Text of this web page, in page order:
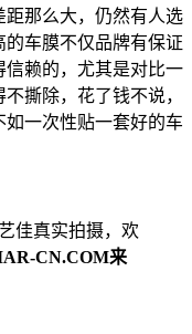
那么大，仍然有人选
车膜不仅品牌有保证
赖的，尤其是对比一
撕除，花了钱不说，
一次性贴一套好的车
佳真实拍摄，欢
CN.COM来